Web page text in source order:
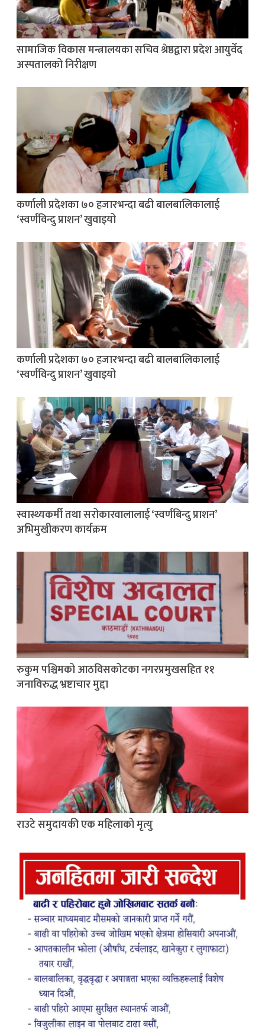
सामाजिक विकास मन्त्रालयका सचिव श्रेष्ठद्वारा प्रदेश आयुर्वेद
अस्पतालको निरीक्षण
कर्णाली प्रदेशका ७० हजारभन्दा बढी बालबालिकालाई
‘स्वर्णविन्दु प्राशन’ खुवाइयो
कर्णाली प्रदेशका ७० हजारभन्दा बढी बालबालिकालाई
‘स्वर्णविन्दु प्राशन’ खुवाइयो
स्वास्थ्यकर्मी तथा सरोकारवालालाई ‘स्वर्णबिन्दु प्राशन’
अभिमुखीकरण कार्यक्रम
रुकुम पश्चिमको आठविसकोटका नगरप्रमुखसहित ११
जनाविरुद्ध भ्रष्टाचार मुद्दा
राउटे समुदायकी एक महिलाको मृत्यु